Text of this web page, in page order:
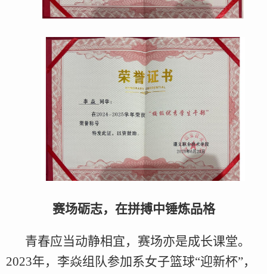
赛场砺志，在拼搏中锤炼品格
青春应当动静相宜，赛场亦是成长课堂。
2023年，李焱组队参加系女子篮球“迎新杯”，